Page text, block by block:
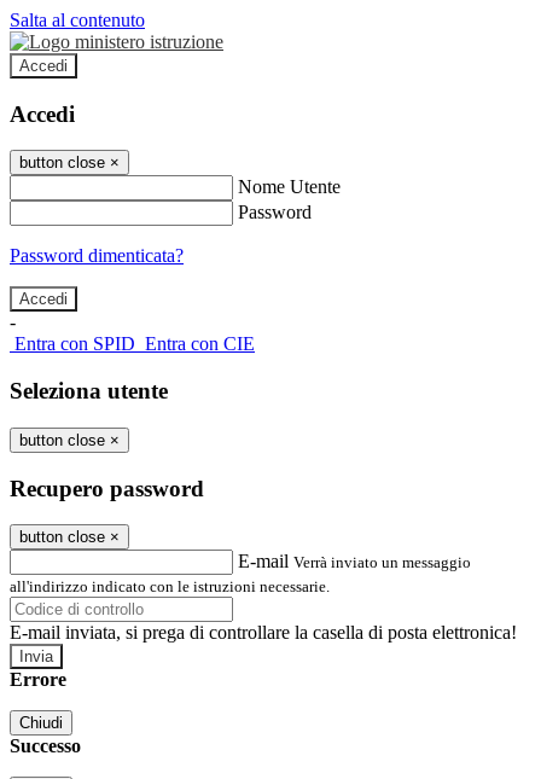
Salta al contenuto
Accedi
Accedi
button close ×
Nome Utente
Password
Password dimenticata?
-
Entra con SPID Entra con CIE
Seleziona utente
button close ×
Recupero password
button close ×
E-mail Verrà inviato un messaggio
all'indirizzo indicato con le istruzioni necessarie.
E-mail inviata, si prega di controllare la casella di posta elettronica!
Errore
Chiudi
Successo